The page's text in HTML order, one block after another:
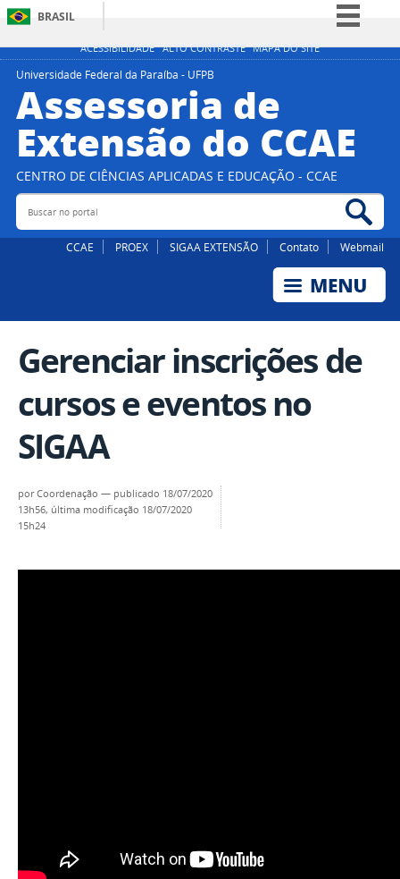
ACESSIBILIDADE ALTO CONTRASTE MAPA DO SITE
BRASIL
Simplifique!
Participe
Acesso à informação
Legislação
Canais
Universidade Federal da Paraíba - UFPB
Assessoria de
Extensão do CCAE
CENTRO DE CIÊNCIAS APLICADAS E EDUCAÇÃO - CCAE
Buscar no portal
CCAE PROEX SIGAA EXTENSÃO Contato Webmail
Gerenciar inscrições de
cursos e eventos no
SIGAA
porCoordenação — publicado 18/07/2020
13h56, última modificação 18/07/2020
15h24